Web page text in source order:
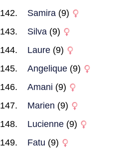
Samira (9)
Silva (9)
Laure (9)
Angelique (9)
Amani (9)
Marien (9)
Lucienne (9)
Fatu (9)